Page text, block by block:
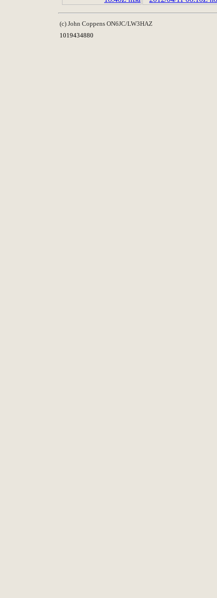
(c) John Coppens ON6JC/LW3HAZ
1019434880